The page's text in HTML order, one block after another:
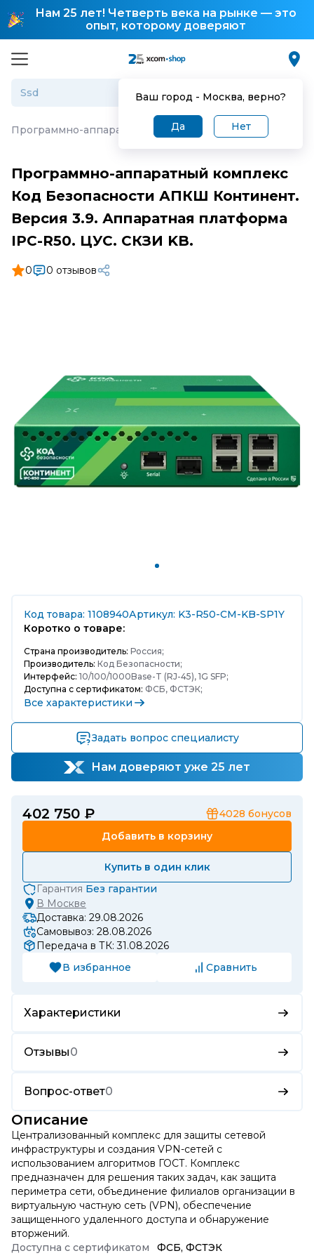
Нам 25 лет! Четверть века на рынке — это
опыт, которому доверяют
Ваш город - Москва, верно?
Да Нет
Программно-аппаратный комплекс Код Безопасности
Программно-аппаратный комплекс
Код Безопасности АПКШ Континент.
Версия 3.9. Аппаратная платформа
IPC-R50. ЦУС. СКЗИ KB.
0 0 отзывов
Код товара: 1108940Артикул: K3-R50-CM-KB-SP1Y
Коротко о товаре:
Страна производитель: Россия;
Производитель: Код Безопасности;
Интерфейс: 10/100/1000Base-T (RJ-45), 1G SFP;
Доступна с сертификатом: ФСБ, ФСТЭК;
Все характеристики
Задать вопрос специалисту
Нам доверяют уже 25 лет
402 750 ₽ 4028 бонусов
Добавить в корзину
Купить в один клик
Гарантия Без гарантии
В Москве
Доставка: 29.08.2026
Самовывоз: 28.08.2026
Передача в ТК: 31.08.2026
В избранное
Сравнить
Характеристики
Отзывы0
Вопрос-ответ0
Описание
Централизованный комплекс для защиты сетевой
инфраструктуры и создания VPN-сетей с
использованием алгоритмов ГОСТ. Комплекс
предназначен для решения таких задач, как защита
периметра сети, объединение филиалов организации в
виртуальную частную сеть (VPN), обеспечение
защищенного удаленного доступа и обнаружение
вторжений.
Доступна с сертификатом
ФСБ, ФСТЭК